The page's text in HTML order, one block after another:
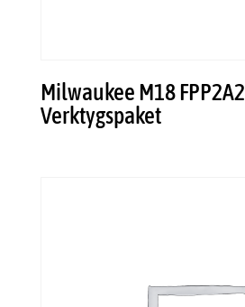
Milwaukee M18
Verktygspaket